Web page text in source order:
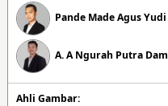
Pande Made Agus Yudi
A. A Ngurah Putra
Ahli Gambar: